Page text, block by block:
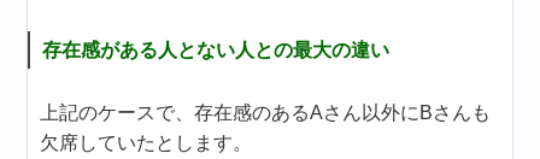
存在感がある人とない人との最大の違い
上記のケースで、存在感のあるAさん以外にBさんも
欠席していたとします。